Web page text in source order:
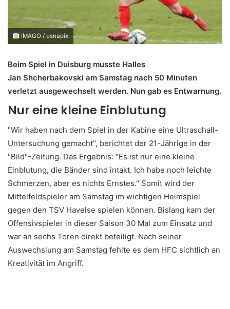
IMAGO / osnapix
Beim Spiel in Duisburg musste Halles
Jan Shcherbakovski am Samstag nach 50 Minuten
verletzt ausgewechselt werden. Nun gab es Entwarnung.
Nur eine kleine Einblutung
"Wir haben nach dem Spiel in der Kabine eine Ultraschall-
Untersuchung gemacht", berichtet der 21-Jährige in der
"Bild"-Zeitung. Das Ergebnis: "Es ist nur eine kleine
Einblutung, die Bänder sind intakt. Ich habe noch leichte
Schmerzen, aber es nichts Ernstes." Somit wird der
Mittelfeldspieler am Samstag im wichtigen Heimspiel
gegen den TSV Havelse spielen können. Bislang kam der
Offensivspieler in dieser Saison 30 Mal zum Einsatz und
war an sechs Toren direkt beteiligt. Nach seiner
Auswechslung am Samstag fehlte es dem HFC sichtlich an
Kreativität im Angriff.